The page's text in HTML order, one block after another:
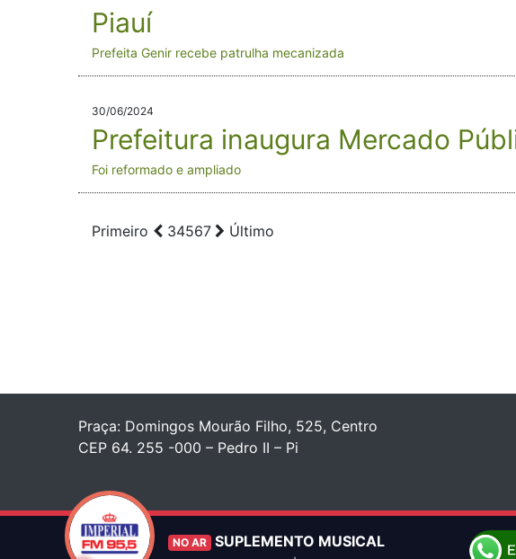
Piauí
Prefeita Genir recebe patrulha mecanizada
30/06/2024
Prefeitura inaugura Mercado
Foi reformado e ampliado
Primeiro 34567 Último
NO AR SUPLEMENTO MUSICAL
Praça: Domingos Mourão Filho, 525, Centro
CEP 64. 255 -000 – Pedro II – Pi